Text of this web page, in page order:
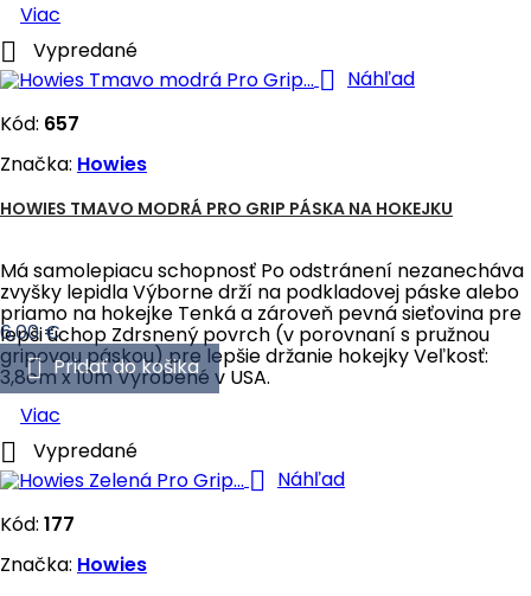
Viac
 Vypredané
 Náhľad
Kód: 657
Značka: Howies
HOWIES TMAVO MODRÁ PRO GRIP PÁSKA NA HOKEJKU
Má samolepiacu schopnosť Po odstránení nezanecháva
zvyšky lepidla Výborne drží na podkladovej páske alebo
priamo na hokejke Tenká a zároveň pevná sieťovina pre
lepši úchop Zdrsnený povrch (v porovnaní s pružnou
gripovou páskou) pre lepšie držanie hokejky Veľkosť:
3,8cm x 10m Vyrobené v USA.
Cena
6,00 €
 Pridať do košika
Viac
 Vypredané
 Náhľad
Kód: 177
Značka: Howies